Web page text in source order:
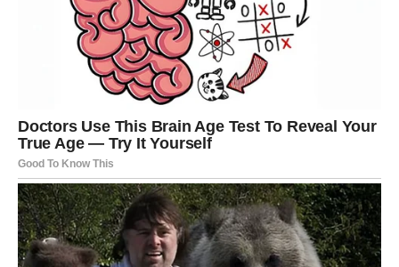
zrnu da upije dio tečnosti i da se kasnije skuha
ravnomjernije. Ovaj mali korak često pravi ogromnu
razliku izmeđusavršeno skuhane rižei one koja je
3. Idealni omjeri vode i riže
Pravilan odnos riže i vode je presudan. Preporučeni
omjer je: